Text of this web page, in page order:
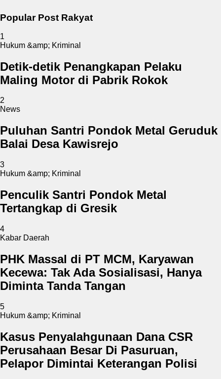
Popular Post Rakyat
1
Hukum &amp; Kriminal
Detik-detik Penangkapan Pelaku
Maling Motor di Pabrik Rokok
2
News
Puluhan Santri Pondok Metal Geruduk
Balai Desa Kawisrejo
3
Hukum &amp; Kriminal
Penculik Santri Pondok Metal
Tertangkap di Gresik
4
Kabar Daerah
PHK Massal di PT MCM, Karyawan
Kecewa: Tak Ada Sosialisasi, Hanya
Diminta Tanda Tangan
5
Hukum &amp; Kriminal
Kasus Penyalahgunaan Dana CSR
Perusahaan Besar Di Pasuruan,
Pelapor Dimintai Keterangan Polisi